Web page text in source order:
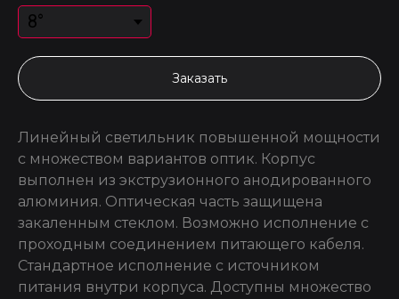
Заказать
Линейный светильник повышенной мощности
с множеством вариантов оптик. Корпус
выполнен из экструзионного анодированного
алюминия. Оптическая часть защищена
закаленным стеклом. Возможно исполнение с
проходным соединением питающего кабеля.
Стандартное исполнение с источником
питания внутри корпуса. Доступны множество